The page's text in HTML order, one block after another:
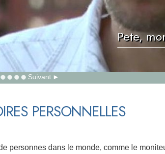
Pete,
Suivant
PERSONNELLES
personnes dans le monde, comme le